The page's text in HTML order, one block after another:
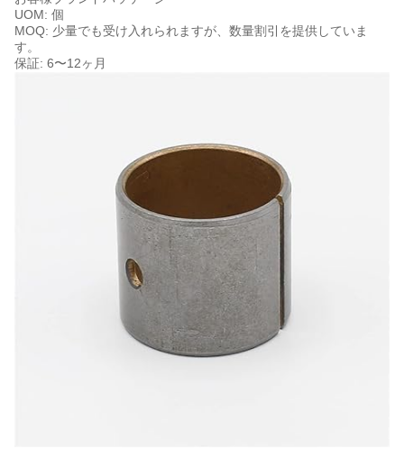
UOM: 個
MOQ: 少量でも受け入れられますが、数量割引を提供していま
す。
保証: 6〜12ヶ月